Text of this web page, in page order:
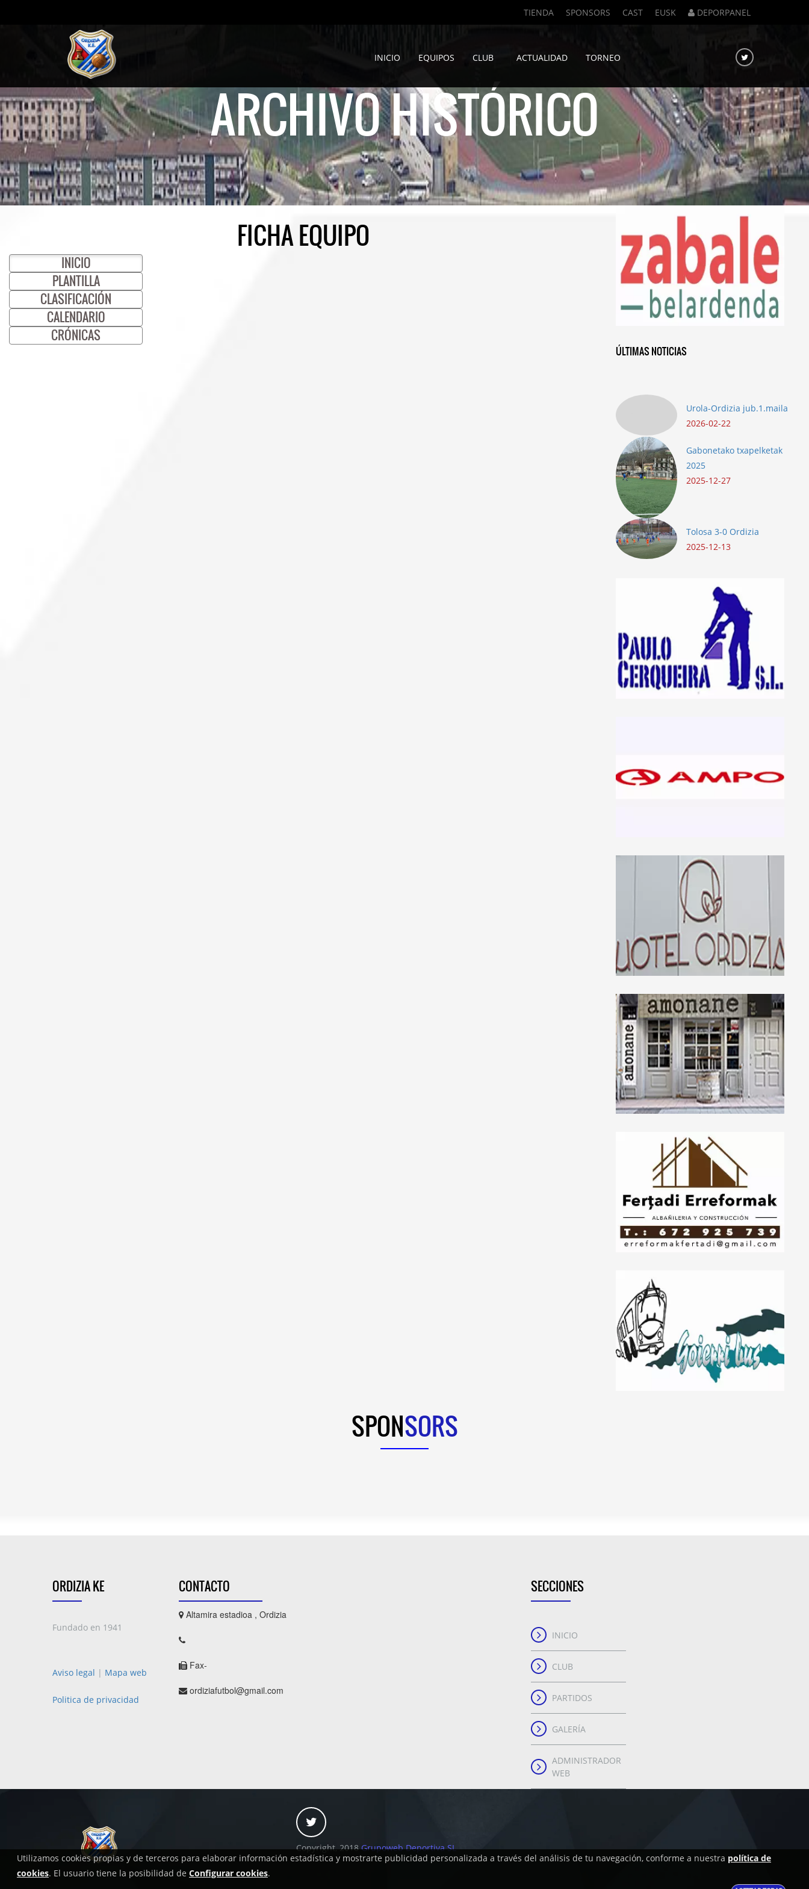
TIENDA SPONSORS CAST EUSK DEPORPANEL
INICIO EQUIPOS CLUB ACTUALIDAD TORNEO
ARCHIVO HISTÓRICO
FICHA EQUIPO
INICIO
PLANTILLA
CLASIFICACIÓN
CALENDARIO
CRÓNICAS
ÚLTIMAS NOTICIAS
Urola-Ordizia jub.1.maila
2026-02-22
Gabonetako txapelketak
2025
2025-12-27
Tolosa 3-0 Ordizia
2025-12-13
SPONSORS
ORDIZIA KE
Fundado en 1941
Aviso legal | Mapa web
Politica de privacidad
CONTACTO
Altamira estadioa , Ordizia
Fax-
ordiziafutbol@gmail.com
SECCIONES
INICIO
CLUB
PARTIDOS
GALERÍA
ADMINISTRADOR
WEB
Copyright, 2018Grupoweb Deportiva SL
Utilizamos cookies propias y de terceros para elaborar información estadística y mostrarte publicidad personalizada a través del análisis de tu navegación, conforme a nuestra política de
cookies. El usuario tiene la posibilidad de Configurar cookies.